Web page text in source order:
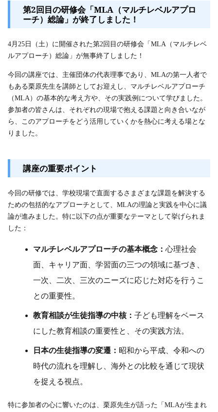
第2回目の研修会「MLA（マルチレベルアプロ
ーチ）総論」が終了しました！
4月25日（土）に開催された第2回目の研修会「MLA（マルチレベ
ルアプローチ）総論」が無事終了しました！
今回の講座では、主催団体の代表理事であり、MLAの第一人者で
もある栗原先生を講師としてお迎えし、マルチレベルアプローチ
（MLA）の基本的な考え方や、その実践例について学びました。
参加者の皆さんは、それぞれの現場で抱える課題と向き合いなが
ら、このアプローチをどう活用していくかを熱心に考える場とな
りました。
講座の重要ポイント
今回の研修では、学校現場で直面するさまざまな課題を解決する
ための包括的なアプローチとして、MLAの理論と実践を中心に議
論が進みました。特に以下の点が重要なテーマとして挙げられま
した：
マルチレベルアプローチの基本概念： 心理社会
面、キャリア面、学習面の三つの領域に基づき、
一次、二次、三次のニーズに応じた対応を行うこ
との重要性。
教育相談が生徒指導の中核： 子ども理解をベース
にした教育相談の重要性と、その実践方法。
日本の生徒指導の変遷： 昭和から平成、令和への
時代の流れを理解し、海外との比較を通じて現状
を捉える視点。
特に参加者の心に響いたのは、栗原先生が語った「MLAが生まれ